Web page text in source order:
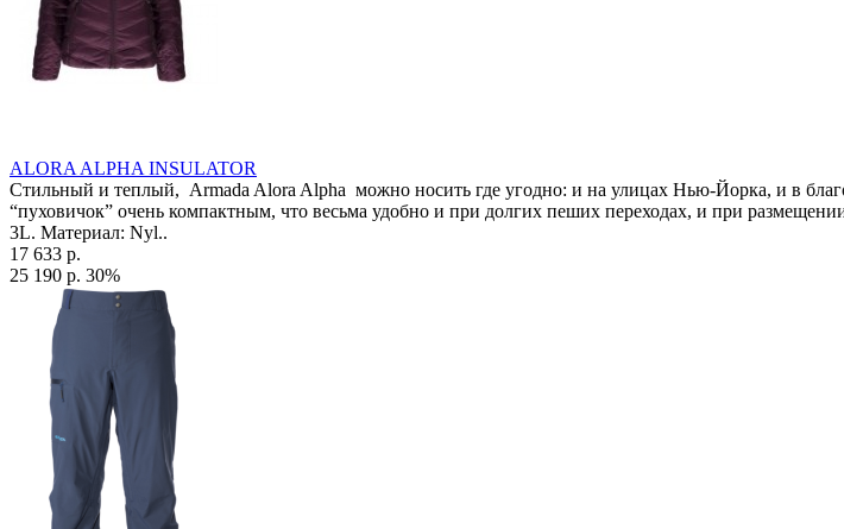
ALORA ALPHA INSULATOR
Стильный и теплый, Armada Alora Alpha можно носить где угодно: и на улицах Нью-Йорка, и в
“пуховичок” очень компактным, что весьма удобно и при долгих пеших переходах, и при
3L. Материал: Nyl..
17 633 р.
25 190 р. 30%